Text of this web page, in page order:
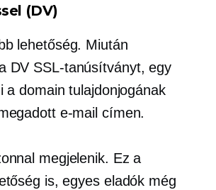
(DV)
lehetőség. Miután
DV SSL-tanúsítványt, egy
a domain tulajdonjogának
e-mail címen.
megjelenik. Ez a
is, egyes eladók még